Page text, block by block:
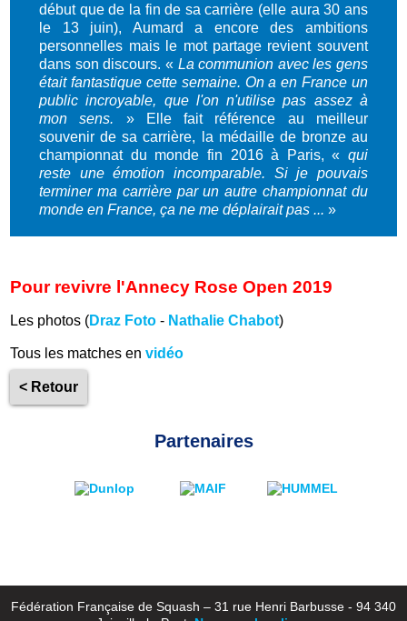
début que de la fin de sa carrière (elle aura 30 ans
le 13 juin), Aumard a encore des ambitions
personnelles mais le mot partage revient souvent
dans son discours. « La communion avec les gens
était fantastique cette semaine. On a en France un
public incroyable, que l'on n'utilise pas assez à
mon sens. » Elle fait référence au meilleur
souvenir de sa carrière, la médaille de bronze au
championnat du monde fin 2016 à Paris, « qui
reste une émotion incomparable. Si je pouvais
terminer ma carrière par un autre championnat du
monde en France, ça ne me déplairait pas ...»
Pour revivre l'Annecy Rose Open 2019
Les photos (Draz Foto - Nathalie Chabot)
Tous les matches envidéo
< Retour
Partenaires
Fédération Française de Squash – 31 rue Henri Barbusse - 94 340